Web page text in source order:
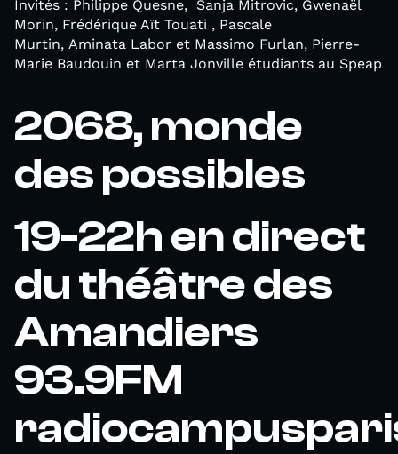
Invités : Philippe Quesne, Sanja Mitrovic, Gwenaël
Morin, Frédérique Aït Touati , Pascale
Murtin, Aminata Labor et Massimo Furlan, Pierre-
Marie Baudouin et Marta Jonville étudiants au Speap
2068, monde
des possibles
19-22h en direct
du théâtre des
Amandiers
93.9FM